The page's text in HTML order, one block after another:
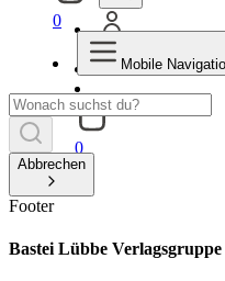
0
0
Mobile
Abbrechen
Footer
Bastei Lübbe Verlagsgruppe